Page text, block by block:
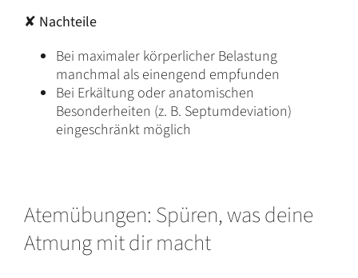
✘ Nachteile
Bei maximaler körperlicher Belastung
manchmal als einengend empfunden
Bei Erkältung oder anatomischen
Besonderheiten (z. B. Septumdeviation)
eingeschränkt möglich
Atemübungen: Spüren, was deine
Atmung mit dir macht